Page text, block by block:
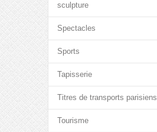
sculpture
Spectacles
Sports
Tapisserie
Titres de transports parisiens
Tourisme